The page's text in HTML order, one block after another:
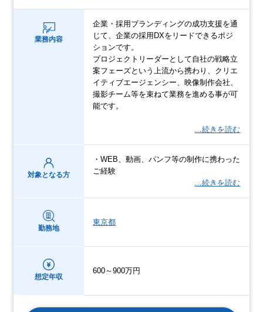
業務内容
企業・採用ブランディングの成功支援を通
じて、企業の採用DXをリードできるポジ
ションです。
プロジェクトリーダーとして自社の戦略立
案フェーズという上流から携わり、クリエ
イティブエージェンシー、映像制作会社、
撮影チーム等を束ねて業務を進める事が可
能です。
…続きを読む
対象となる方
・WEB、動画、パンフ等の制作に携わった
ご経験
…続きを読む
勤務地
東京都
想定年収
600～900万円